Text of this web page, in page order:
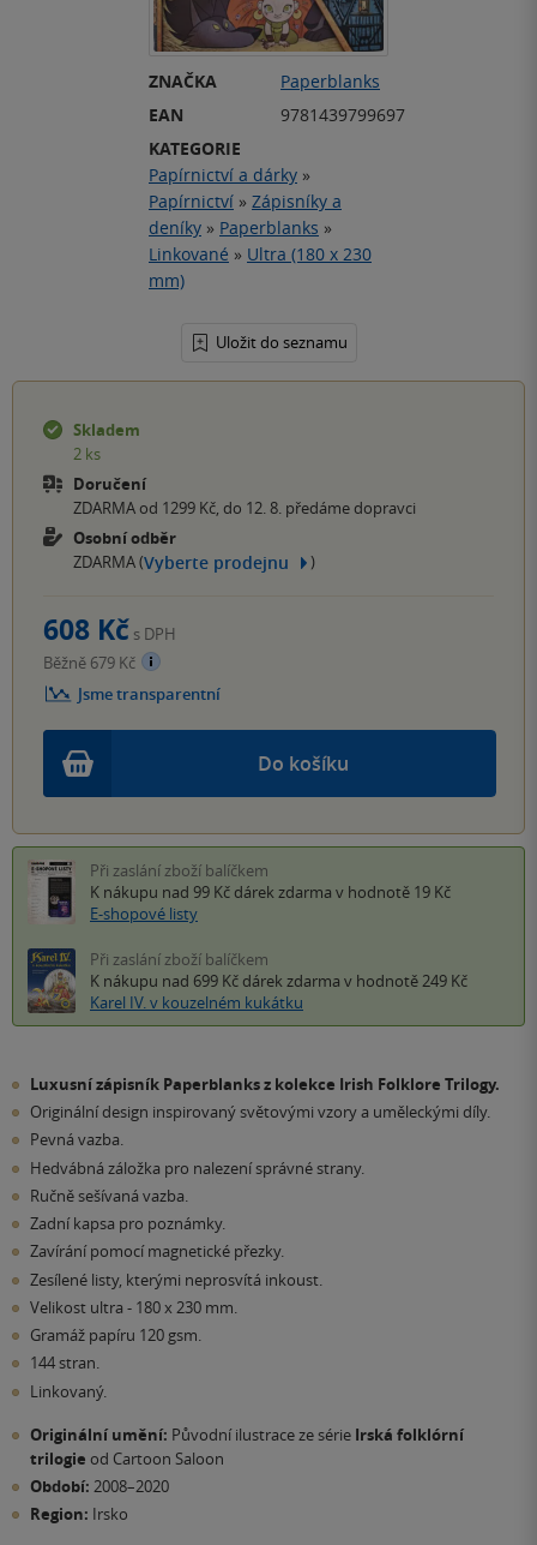
ZNAČKA
Paperblanks
EAN
9781439799697
KATEGORIE
Papírnictví a dárky »
Papírnictví » Zápisníky a
deníky » Paperblanks »
Linkované » Ultra (180 x 230
mm)
Uložit do seznamu
Skladem
2 ks
Doručení
ZDARMA od 1299 Kč, do 12. 8. předáme dopravci
Osobní odběr
ZDARMA (Vyberte prodejnu )
Do košíku
608 Kč s DPH
Běžně 679 Kč
Jsme transparentní
Při zaslání zboží balíčkem
K nákupu nad 99 Kč dárek zdarma v hodnotě 19 Kč
E-shopové listy
Při zaslání zboží balíčkem
K nákupu nad 699 Kč dárek zdarma v hodnotě 249 Kč
Karel IV. v kouzelném kukátku
Luxusní zápisník Paperblanks z kolekce Irish Folklore Trilogy.
Originální design inspirovaný světovými vzory a uměleckými díly.
Pevná vazba.
Hedvábná záložka pro nalezení správné strany.
Ručně sešívaná vazba.
Zadní kapsa pro poznámky.
Zavírání pomocí magnetické přezky.
Zesílené listy, kterými neprosvítá inkoust.
Velikost ultra - 180 x 230 mm.
Gramáž papíru 120 gsm.
144 stran.
Linkovaný.
Originální umění: Původní ilustrace ze série Irská folklórní
trilogie od Cartoon Saloon
Období: 2008–2020
Region: Irsko